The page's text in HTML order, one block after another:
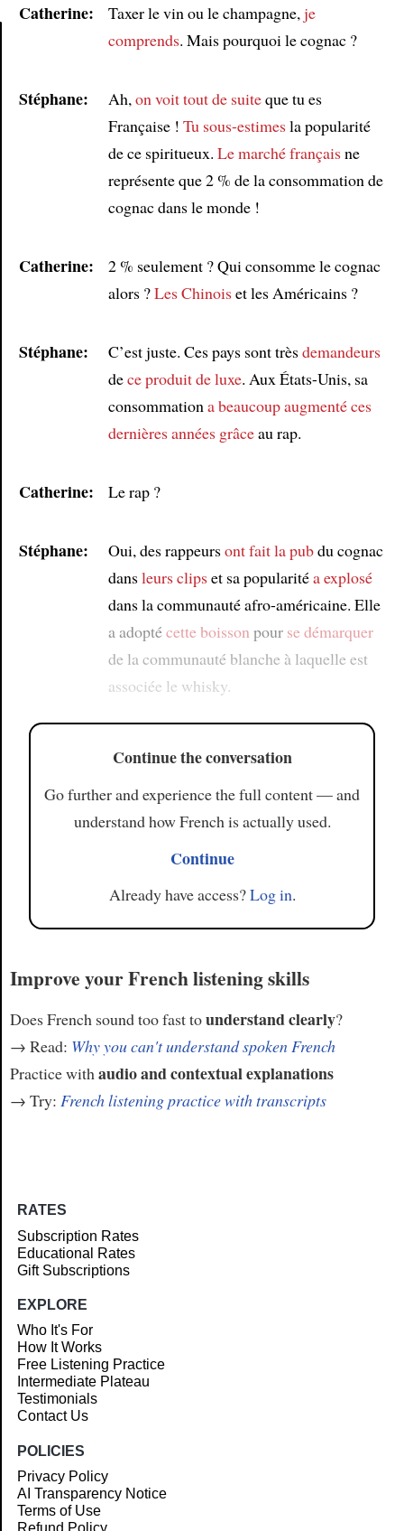
Catherine: Taxer le vin ou le champagne, je
comprends. Mais pourquoi le cognac ?
Stéphane: Ah, on voit tout de suiteque tu es
Française ! Tu sous-estimesla popularité
de ce spiritueux. Le marché françaisne
représente que 2 % de la consommation de
cognac dans le monde !
Catherine:
2 % seulement ? Qui consomme le cognac
alors ?Les Chinoiset les Américains ?
Stéphane: C’est juste. Ces pays sont trèsdemandeurs
dece produit de luxe. Aux États-Unis, sa
consommation a beaucoup augmentéces
dernières années grâceau rap.
Catherine: Le rap ?
Stéphane: Oui, des rappeursont fait la pubdu cognac
dansleurs clipset sa popularitéa explosé
dans la communauté afro-américaine. Elle
a adoptécette boisson pour se démarquer
de la communauté blanche à laquelle est
associée le whisky.
Continue the conversation
Go further and experience the full content — and
understand how French is actually used.
Continue
Already have access?Log in.
Improve your French listening skills
Does French sound too fast tounderstand clearly?
→ Read: Why you can't understand spoken French
Practice withaudio and contextual explanations
→ Try: French listening practice with transcripts
RATES
Subscription Rates
Educational Rates
Gift Subscriptions
EXPLORE
Who It's For
How It Works
Free Listening Practice
Intermediate Plateau
Testimonials
Contact Us
POLICIES
Privacy Policy
AI Transparency Notice
Terms of Use